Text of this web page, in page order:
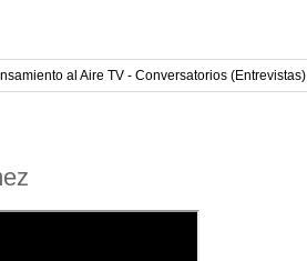
al Aire TV - Conversatorios (Entrevistas)